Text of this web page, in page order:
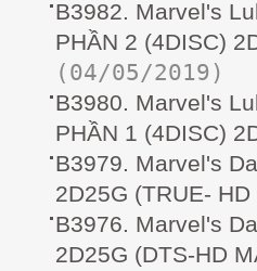
B3982. Marvel's
PHẦN 2 (4DISC)
(04/05/2019)
B3980. Marvel's
PHẦN 1 (4DISC)
B3979. Marvel's
2D25G (TRUE-
B3976. Marvel's
2D25G (DTS-HD